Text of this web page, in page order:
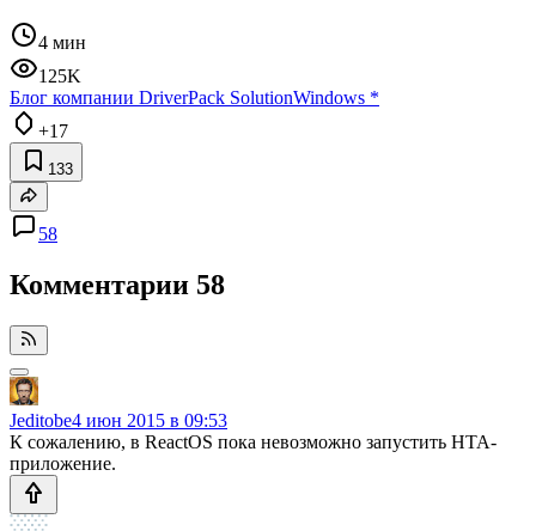
4 мин
125K
Блог компании DriverPack SolutionWindows *
+17
133
58
Комментарии 58
Jeditobe4 июн 2015 в 09:53
К сожалению, в ReactOS пока невозможно запустить HTA-
приложение.